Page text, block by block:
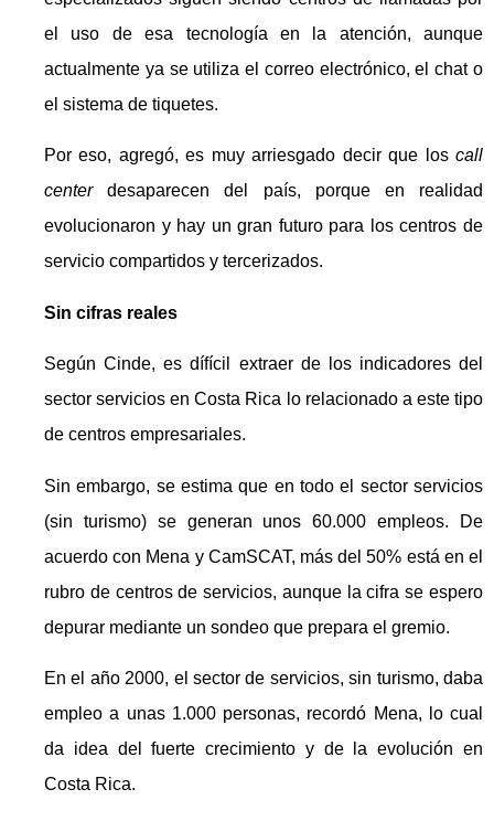
el uso de esa tecnología en la atención, aunque
actualmente ya se utiliza el correo electrónico, el chat o
el sistema de tiquetes.
Por eso, agregó, es muy arriesgado decir que los call
centerdesaparecen del país, porque en realidad
evolucionaron y hay un gran futuro para los centros de
servicio compartidos y tercerizados.
Sin cifras reales
Según Cinde, es dífícil extraer de los indicadores del
sector servicios en Costa Rica lo relacionado a este tipo
de centros empresariales.
Sin embargo, se estima que en todo el sector servicios
(sin turismo) se generan unos 60.000 empleos. De
acuerdo con Mena y CamSCAT, más del 50% está en el
rubro de centros de servicios, aunque la cifra se espero
depurar mediante un sondeo que prepara el gremio.
En el año 2000, el sector de servicios, sin turismo, daba
empleo a unas 1.000 personas, recordó Mena, lo cual
da idea del fuerte crecimiento y de la evolución en
Costa Rica.